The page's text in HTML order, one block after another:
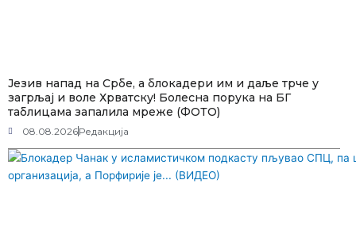
Језив напад на Србе, а блокадери им и даље трче у
загрљај и воле Хрватску! Болесна порука на БГ
таблицама запалила мреже (ФОТО)
08.08.2026Редакција